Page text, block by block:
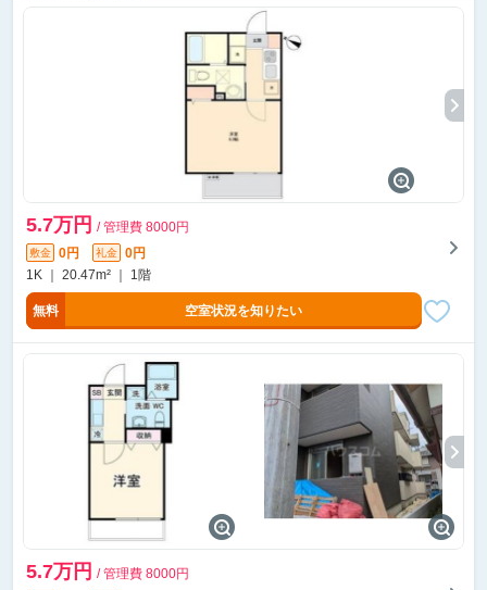
5.7万円 / 管理費 8000円
敷金 0円 礼金
0円
1K ｜ 20.47m² ｜ 1階
無料 空室状況を知りたい
5.7万円 / 管理費 8000円